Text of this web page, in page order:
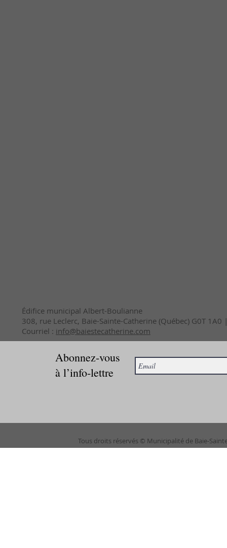
Édifice municipal Albert-Boulianne
308, rue Leclerc, Baie-Sainte-Catherine (Québec) G0T
Courriel : info@baiestecatherine.com
Abonnez-vous
à l’info-lettre
Tous droits réservés © Municipalité de Baie-